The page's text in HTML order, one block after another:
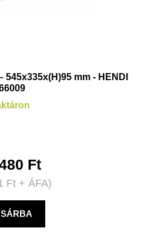
545x335x(H)95 mm - HENDI
Ft
Ft+ ÁFA)